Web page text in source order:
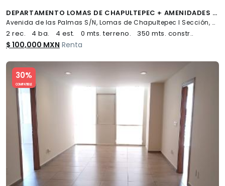
DEPARTAMENTO LOMAS DE CHAPULTEPEC + AMENIDADES + 4 ESTACIONAMIENTOS - (34)
Avenida de las Palmas S/N, Lomas de Chapultepec I Sección, Miguel Hidalgo
2 rec. 4 ba. 4 est. 0 mts. terreno. 350 mts. constr..
$ 100,000 MXN Renta
30%
COMPATIBLE
Slide 1 of 5